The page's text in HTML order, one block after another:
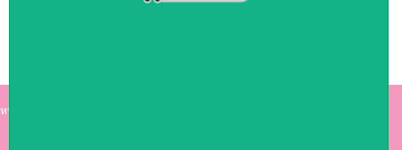
หน้าหลัก